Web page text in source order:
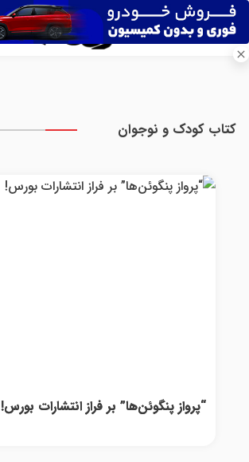
کتاب کودک و نوجوان
“پرواز پنگوئن‌ها” بر فراز انتشارات بورس!